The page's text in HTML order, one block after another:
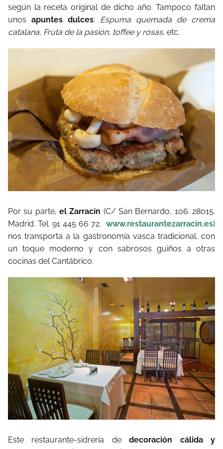
según la receta original de dicho año. Tampoco faltan
unos apuntes dulces: Espuma quemada de crema
catalana, Fruta de la pasión, toffee y rosas, etc.
Por su parte, el Zarracín (C/ San Bernardo, 106. 28015.
Madrid. Tel. 91 445 66 72. www.restaurantezarracin.es)
nos transporta a la gastronomía vasca tradicional, con
un toque moderno y con sabrosos guiños a otras
cocinas del Cantábrico.
Este restaurante-sidrería dedecoración cálida y